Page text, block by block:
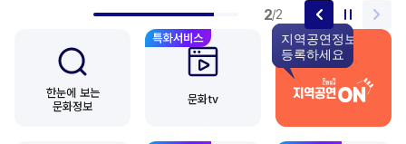
2/2
한눈에 보는
문화정보
문화tv